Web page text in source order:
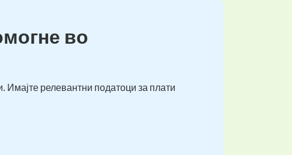
во
Имајте релевантни податоци за плати